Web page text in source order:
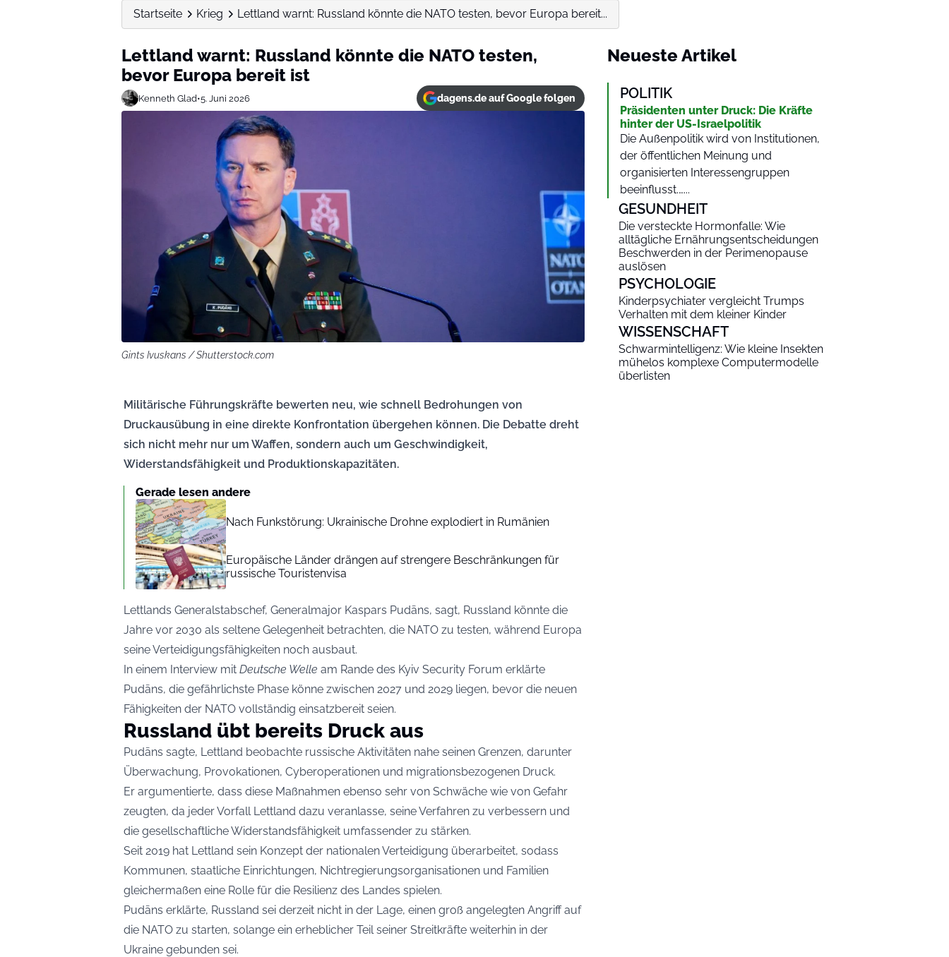
Startseite Krieg Lettland warnt: Russland könnte die NATO testen, bevor Europa bereit...
Lettland warnt: Russland könnte die NATO testen,
bevor Europa bereit ist
Kenneth Glad•5. Juni 2026 dagens.de auf Google folgen
Gints Ivuskans / Shutterstock.com
Militärische Führungskräfte bewerten neu, wie schnell Bedrohungen von
Druckausübung in eine direkte Konfrontation übergehen können. Die Debatte dreht
sich nicht mehr nur um Waffen, sondern auch um Geschwindigkeit,
Widerstandsfähigkeit und Produktionskapazitäten.
Gerade lesen andere
Nach Funkstörung: Ukrainische Drohne explodiert in Rumänien
Europäische Länder drängen auf strengere Beschränkungen für
russische Touristenvisa
Lettlands Generalstabschef, Generalmajor Kaspars Pudāns, sagt, Russland könnte die
Jahre vor 2030 als seltene Gelegenheit betrachten, die NATO zu testen, während Europa
seine Verteidigungsfähigkeiten noch ausbaut.
In einem Interview mit Deutsche Welle am Rande des Kyiv Security Forum erklärte
Pudāns, die gefährlichste Phase könne zwischen 2027 und 2029 liegen, bevor die neuen
Fähigkeiten der NATO vollständig einsatzbereit seien.
Russland übt bereits Druck aus
Pudāns sagte, Lettland beobachte russische Aktivitäten nahe seinen Grenzen, darunter
Überwachung, Provokationen, Cyberoperationen und migrationsbezogenen Druck.
Er argumentierte, dass diese Maßnahmen ebenso sehr von Schwäche wie von Gefahr
zeugten, da jeder Vorfall Lettland dazu veranlasse, seine Verfahren zu verbessern und
die gesellschaftliche Widerstandsfähigkeit umfassender zu stärken.
Seit 2019 hat Lettland sein Konzept der nationalen Verteidigung überarbeitet, sodass
Kommunen, staatliche Einrichtungen, Nichtregierungsorganisationen und Familien
gleichermaßen eine Rolle für die Resilienz des Landes spielen.
Pudāns erklärte, Russland sei derzeit nicht in der Lage, einen groß angelegten Angriff auf
die NATO zu starten, solange ein erheblicher Teil seiner Streitkräfte weiterhin in der
Ukraine gebunden sei.
Neueste Artikel
POLITIK
Präsidenten unter Druck: Die Kräfte
hinter der US-Israelpolitik
Die Außenpolitik wird von Institutionen,
der öffentlichen Meinung und
organisierten Interessengruppen
beeinflusst.…...
GESUNDHEIT
Die versteckte Hormonfalle: Wie
alltägliche Ernährungsentscheidungen
Beschwerden in der Perimenopause
auslösen
PSYCHOLOGIE
Kinderpsychiater vergleicht Trumps
Verhalten mit dem kleiner Kinder
WISSENSCHAFT
Schwarmintelligenz: Wie kleine Insekten
mühelos komplexe Computermodelle
überlisten